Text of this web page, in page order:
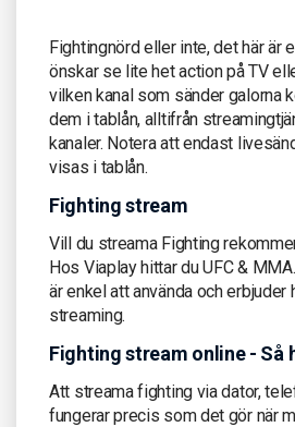
Fightingnörd eller inte, det här är
önskar se lite het action på TV
vilken kanal som sänder galorna
dem i tablån, alltifrån
kanaler. Notera att endast
visas i tablån.
Fighting stream
Vill du streama Fighting
Hos Viaplay hittar du UFC &
är enkel att använda och erbjuder
streaming.
Fighting stream online - Så
Att streama fighting via dator,
fungerar precis som det gör när